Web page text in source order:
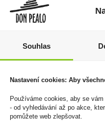
Doutníky Villa
Zamorano Reserva Can
5ks
879 Kč
Souhlas
Nastavení cookies: Aby
Používáme cookies, aby se
- od vyhledávání až po akce,
pomůžete web zlepšovat.